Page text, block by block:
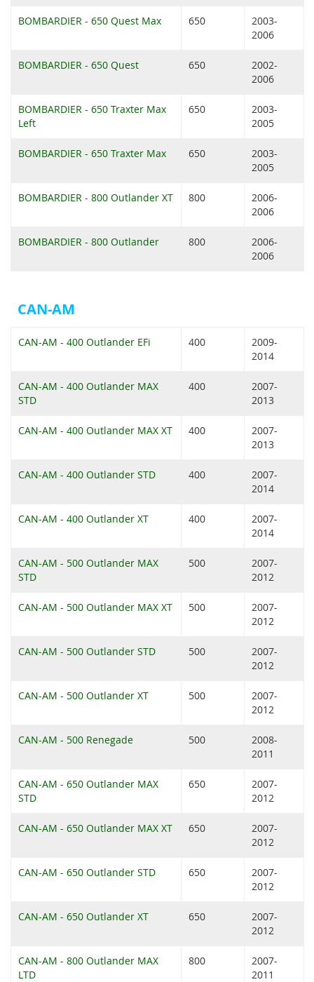
BOMBARDIER - 650 Quest Max 650
2003-
2006
BOMBARDIER - 650 Quest 650
2002-
2006
BOMBARDIER - 650 Traxter Max
Left
650
2003-
2005
BOMBARDIER - 650 Traxter Max 650
2003-
2005
BOMBARDIER - 800 Outlander XT 800
2006-
2006
BOMBARDIER - 800 Outlander 800
2006-
2006
CAN-AM
CAN-AM - 400 Outlander EFi 400
2009-
2014
CAN-AM - 400 Outlander MAX
STD
400
2007-
2013
CAN-AM - 400 Outlander MAX XT 400
2007-
2013
CAN-AM - 400 Outlander STD 400
2007-
2014
CAN-AM - 400 Outlander XT 400
2007-
2014
CAN-AM - 500 Outlander MAX
STD
500
2007-
2012
CAN-AM - 500 Outlander MAX XT 500
2007-
2012
CAN-AM - 500 Outlander STD 500
2007-
2012
CAN-AM - 500 Outlander XT 500
2007-
2012
CAN-AM - 500 Renegade 500
2008-
2011
CAN-AM - 650 Outlander MAX
STD
650
2007-
2012
CAN-AM - 650 Outlander MAX XT 650
2007-
2012
CAN-AM - 650 Outlander STD 650
2007-
2012
CAN-AM - 650 Outlander XT 650
2007-
2012
CAN-AM - 800 Outlander MAX
LTD
800
2007-
2011